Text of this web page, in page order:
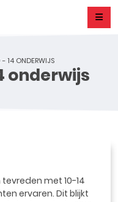
onderwijs
- 14 ONDERWIJS
met 10-14
ervaren. Dit blijkt